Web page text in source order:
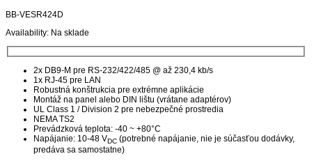
BB-VESR424D
Availability: Na sklade
2x DB9-M pre RS-232/422/485 @ až 230,4 kb/s
1x RJ-45 pre LAN
Robustná konštrukcia pre extrémne aplikácie
Montáž na panel alebo DIN lištu (vrátane adaptérov)
UL Class 1 / Division 2 pre nebezpečné prostredia
NEMA TS2
Prevádzková teplota: -40 ~ +80°C
Napájanie: 10-48 VDC (potrebné napájanie, nie je súčasťou dodávky,
predáva sa samostatne)